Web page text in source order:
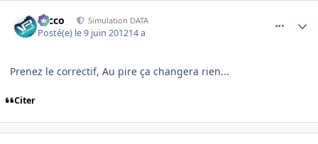
Nicco Simulation DATA
Posté(e) le 9 juin 201214 a
Prenez le correctif, Au pire ça changera rien...
Citer